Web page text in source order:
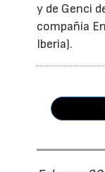
y de Genci
compañía
Iberia).